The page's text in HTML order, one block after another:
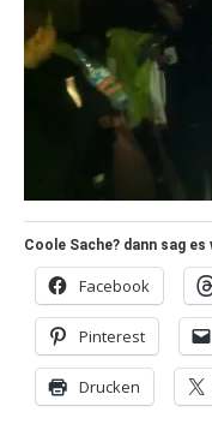
Coole Sache? dann sag
Facebook
Pinterest
Drucken